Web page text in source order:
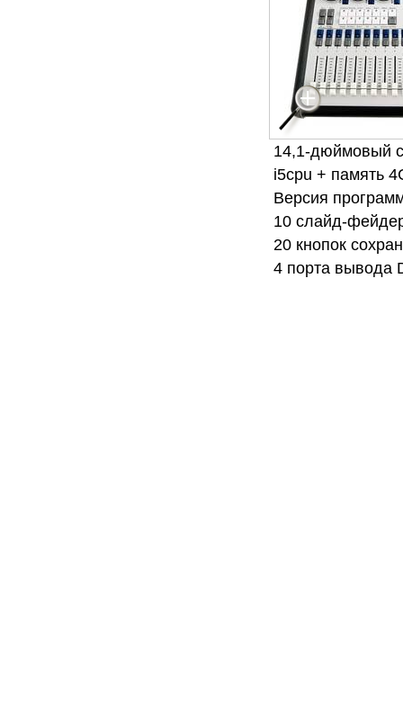
14,1-дюймовый
i5cpu + память
Версия
10 слайд-
20 кнопок
4 порта вывода